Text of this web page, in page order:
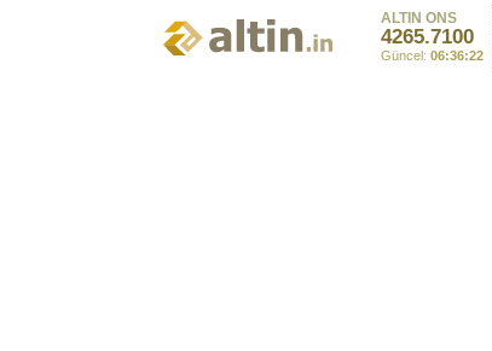
ALTIN ONS
4265.7100
Güncel: 06:36:22